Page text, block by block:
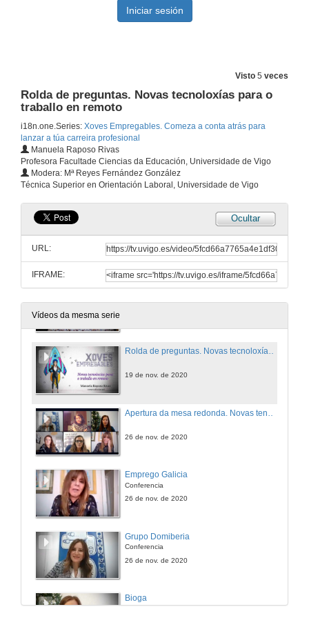
Visto 5 veces
Rolda de preguntas. Novas tecnoloxías para o
traballo en remoto
i18n.one.Series: Xoves Empregables. Comeza a conta atrás para
lanzar a túa carreira profesional
Manuela Raposo Rivas
Profesora Facultade Ciencias da Educación, Universidade de Vigo
Modera: Mª Reyes Fernández González
Técnica Superior en Orientación Laboral, Universidade de Vigo
Ocultar
URL:
IFRAME:
Vídeos da mesma serie
12 de nov. de 2020
Rolda de preguntas. Elabora o teu Proxecto Persoal de Emprego
12 de nov. de 2020
Presentación de Manola Raposo
19 de nov. de 2020
Novas tecnoloxías para o traballo en remoto
Rolda de preguntas. Novas tecnoloxías para o traballo en remoto
19 de nov. de 2020
26 de nov. de 2020
Emprego Galicia
Conferencia
26 de nov. de 2020
Grupo Domiberia
Conferencia
26 de nov. de 2020
Bioga